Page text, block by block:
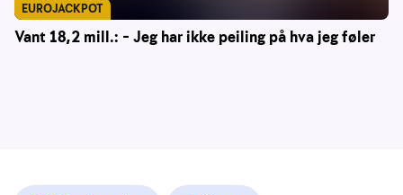
Vant 18,2 mill.: – Jeg har ikke peiling på hva jeg føler
EUROJACKPOT